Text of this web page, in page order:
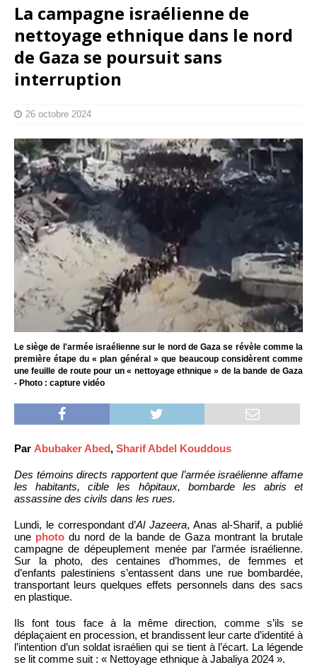
La campagne israélienne de
nettoyage ethnique dans le nord
de Gaza se poursuit sans
interruption
26 octobre 2024
Le siège de l'armée israélienne sur le nord de Gaza se révèle comme la
première étape du « plan général » que beaucoup considèrent comme
une feuille de route pour un « nettoyage ethnique » de la bande de Gaza
- Photo : capture vidéo
Par Abubaker Abed, Sharif Abdel Kouddous
Des témoins directs rapportent que l’armée israélienne affame
les habitants, cible les hôpitaux, bombarde les abris et
assassine des civils dans les rues.
Lundi, le correspondant d’Al Jazeera, Anas al-Sharif, a publié
une photo du nord de la bande de Gaza montrant la brutale
campagne de dépeuplement menée par l’armée israélienne.
Sur la photo, des centaines d’hommes, de femmes et
d’enfants palestiniens s’entassent dans une rue bombardée,
transportant leurs quelques effets personnels dans des sacs
en plastique.
Ils font tous face à la même direction, comme s’ils se
déplaçaient en procession, et brandissent leur carte d’identité à
l’intention d’un soldat israélien qui se tient à l’écart. La légende
se lit comme suit : « Nettoyage ethnique à Jabaliya 2024 ».